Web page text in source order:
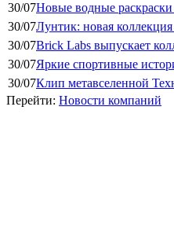
30/07Новые водные
30/07Лунтик: новая
30/07Brick Labs выпускает
30/07Яркие спортивные
30/07Клип метавселенной
Перейти: Новости компаний